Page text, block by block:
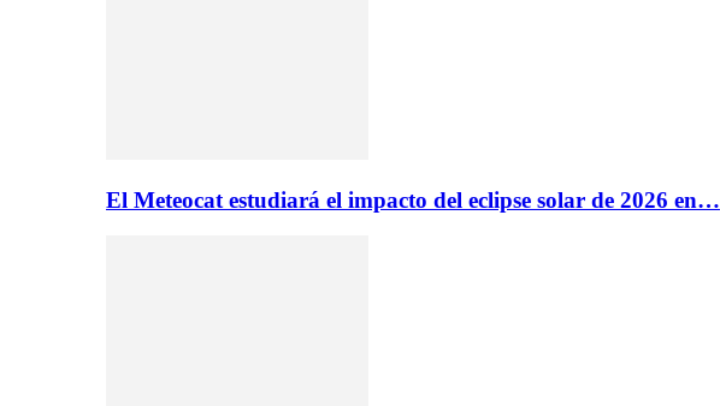
El Meteocat estudiará el impacto del eclipse solar de 2026 en…